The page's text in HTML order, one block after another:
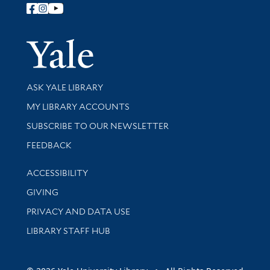
Follow Yale Library
Yale
Library Services
ASK YALE LIBRARY
Get research help and support
MY LIBRARY ACCOUNTS
SUBSCRIBE TO OUR NEWSLETTER
Stay updated with library news and events
FEEDBACK
Library Information
ACCESSIBILITY
GIVING
PRIVACY AND DATA USE
LIBRARY STAFF HUB